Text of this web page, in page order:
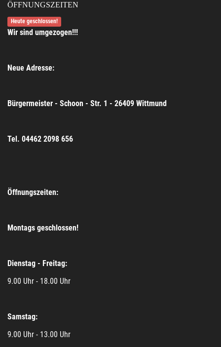
ÖFFNUNGSZEITEN
Heute geschlossen!
Wir sind umgezogen!!!
Neue Adresse:
Bürgermeister - Schoon - Str. 1 - 26409 Wittmund
Tel. 04462 2098 656
Öffnungszeiten:
Montags geschlossen!
Dienstag - Freitag:
9.00 Uhr - 18.00 Uhr
Samstag:
9.00 Uhr - 13.00 Uhr